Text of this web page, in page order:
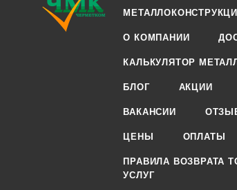
О КОМПАНИИ
КАЛЬКУЛЯТОР
БЛОГ АКЦИИ
ВАКАНСИИ
ЦЕНЫ ОПЛАТЫ
ПРАВИЛА ВОЗВРАТА
УСЛУГ